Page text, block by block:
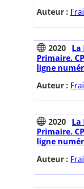
Auteur :
2020 La
Primaire.
ligne
Auteur :
2020 La
Primaire.
ligne
Auteur :